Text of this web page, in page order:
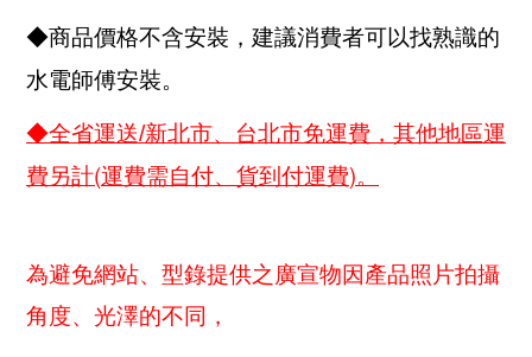
◆商品價格不含安裝，建議消費者可以找熟識的
水電師傅安裝。
◆全省運送/新北市、台北市免運費，其他地區運
費另計(運費需自付、貨到付運費)。
為避免網站、型錄提供之廣宣物因產品照片拍攝
角度、光澤的不同，